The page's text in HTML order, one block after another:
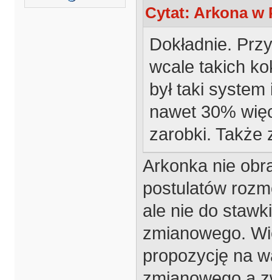
Cytat: Arkona w
Dokładnie.
wcale takich
był taki
nawet 30%
zarobki. Także
Arkonka nie
postulatów
ale nie do
zmianowego.
propozycję na